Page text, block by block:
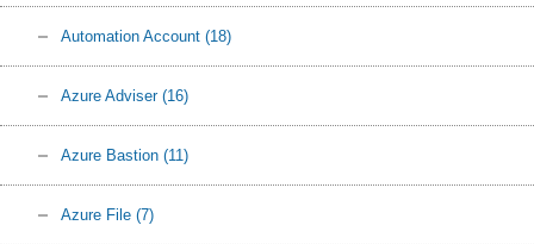
Automation Account (18)
Azure Adviser (16)
Azure Bastion (11)
Azure File (7)